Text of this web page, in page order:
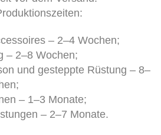
– 2–4 Wochen;
– 2–8 Wochen;
und gesteppte Rüstung – 8–
– 1–3 Monate;
– 2–7 Monate.